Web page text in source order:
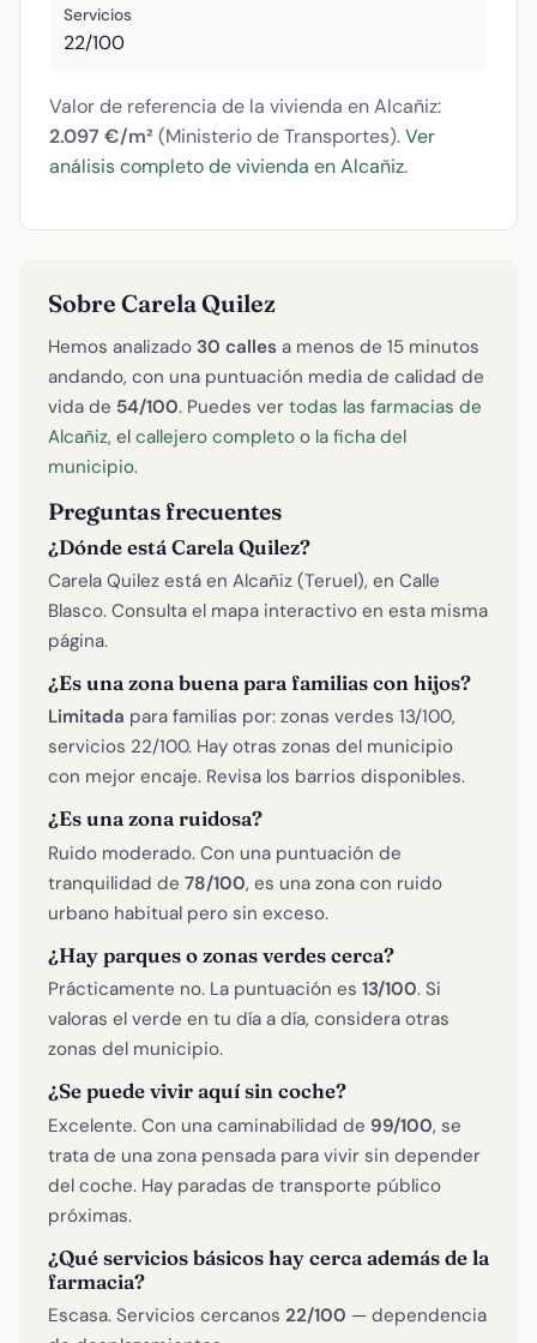
Servicios
22/100
Valor de referencia de la vivienda en Alcañiz:
2.097 €/m² (Ministerio de Transportes).Ver
análisis completo de vivienda en Alcañiz.
Sobre Carela Quilez
Hemos analizado 30 calles a menos de 15 minutos
andando, con una puntuación media de calidad de
vida de 54/100. Puedes ver todas las farmacias de
Alcañiz, el callejero completo o la ficha del
municipio.
Preguntas frecuentes
¿Dónde está Carela Quilez?
Carela Quilez está en Alcañiz (Teruel), en Calle
Blasco. Consulta el mapa interactivo en esta misma
página.
¿Es una zona buena para familias con hijos?
Limitada para familias por: zonas verdes 13/100,
servicios 22/100. Hay otras zonas del municipio
con mejor encaje. Revisa los barrios disponibles.
¿Es una zona ruidosa?
Ruido moderado. Con una puntuación de
tranquilidad de 78/100, es una zona con ruido
urbano habitual pero sin exceso.
¿Hay parques o zonas verdes cerca?
Prácticamente no. La puntuación es 13/100. Si
valoras el verde en tu día a día, considera otras
zonas del municipio.
¿Se puede vivir aquí sin coche?
Excelente. Con una caminabilidad de 99/100, se
trata de una zona pensada para vivir sin depender
del coche. Hay paradas de transporte público
próximas.
¿Qué servicios básicos hay cerca además de la
farmacia?
Escasa. Servicios cercanos 22/100 — dependencia